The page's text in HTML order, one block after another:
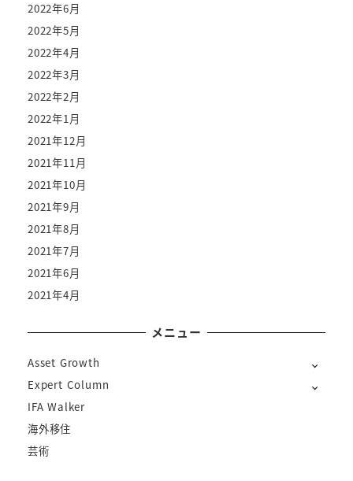
2022年6月
2022年5月
2022年4月
2022年3月
2022年2月
2022年1月
2021年12月
2021年11月
2021年10月
2021年9月
2021年8月
2021年7月
2021年6月
2021年4月
メニュー
Asset Growth
Expert Column
IFA Walker
海外移住
芸術